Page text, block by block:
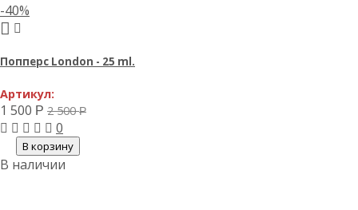
-40%
Попперс London - 25 ml.
Артикул:
1 500 Р 2 500Р
0
В корзину
В наличии